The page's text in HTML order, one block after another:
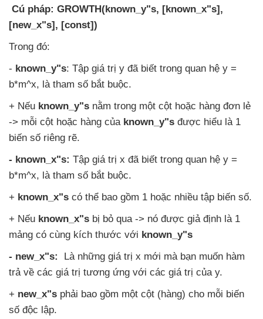
Cú pháp: GROWTH(known_y"s, [known_x"s],
[new_x"s], [const])
Trong đó:
- known_y"s: Tập giá trị y đã biết trong quan hệ y =
b*m^x, là tham số bắt buộc.
+ Nếu known_y"s nằm trong một cột hoặc hàng đơn lẻ
-> mỗi cột hoặc hàng của known_y"s được hiểu là 1
biến số riêng rẽ.
- known_x"s: Tập giá trị x đã biết trong quan hệ y =
b*m^x, là tham số bắt buộc.
+ known_x"s có thể bao gồm 1 hoặc nhiều tập biến số.
+ Nếu known_x"s bị bỏ qua -> nó được giả định là 1
mảng có cùng kích thước với known_y"s
- new_x"s:
Là những giá trị x mới mà bạn muốn hàm
trả về các giá trị tương ứng với các giá trị của y.
+ new_x"s phải bao gồm một cột (hàng) cho mỗi biến
số độc lập.